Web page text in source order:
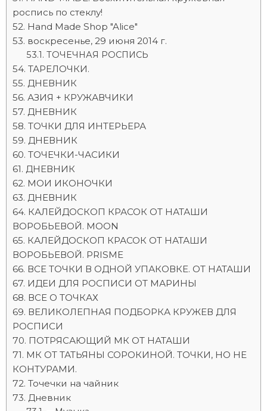
роспись по стеклу!
Hand Made Shop "Alice"
воскресенье, 29 июня 2014 г.
ТОЧЕЧНАЯ РОСПИСЬ
ТАРЕЛОЧКИ.
ДНЕВНИК
АЗИЯ + КРУЖАВЧИКИ
ДНЕВНИК
ТОЧКИ ДЛЯ ИНТЕРЬЕРА
ДНЕВНИК
ТОЧЕЧКИ-ЧАСИКИ
ДНЕВНИК
МОИ ИКОНОЧКИ
ДНЕВНИК
КАЛЕЙДОСКОП КРАСОК ОТ НАТАШИ
ВОРОБЬЕВОЙ. MOON
КАЛЕЙДОСКОП КРАСОК ОТ НАТАШИ
ВОРОБЬЕВОЙ. PRISME
ВСЕ ТОЧКИ В ОДНОЙ УПАКОВКЕ. ОТ НАТАШИ
ИДЕИ ДЛЯ РОСПИСИ ОТ МАРИНЫ
ВСЕ О ТОЧКАХ
ВЕЛИКОЛЕПНАЯ ПОДБОРКА КРУЖЕВ ДЛЯ
РОСПИСИ
ПОТРЯСАЮЩИЙ МК ОТ НАТАШИ
МК ОТ ТАТЬЯНЫ СОРОКИНОЙ. ТОЧКИ, НО НЕ
КОНТУРАМИ.
Точечки на чайник
Дневник